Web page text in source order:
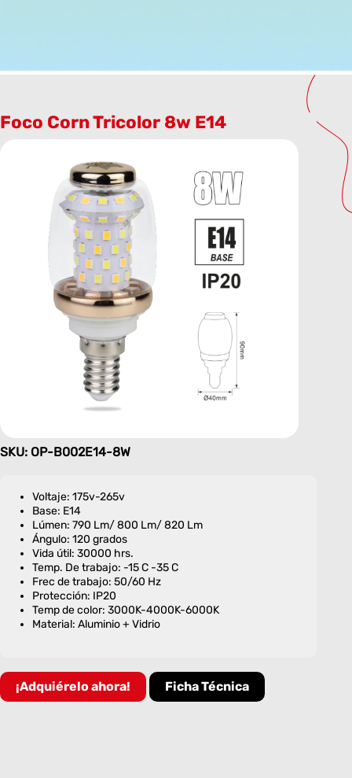
Foco Corn Tricolor 8w E14
SKU: OP-B002E14-8W
Voltaje: 175v-265v
Base: E14
Lúmen: 790 Lm/ 800 Lm/ 820 Lm
Ángulo: 120 grados
Vida útil: 30000 hrs.
Temp. De trabajo: -15 C -35 C
Frec de trabajo: 50/60 Hz
Protección: IP20
Temp de color: 3000K-4000K-6000K
Material: Aluminio + Vidrio
¡Adquiérelo ahora! Ficha Técnica